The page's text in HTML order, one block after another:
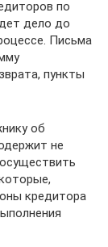
по
дело до
Письма
пункты
об
не
кредитора